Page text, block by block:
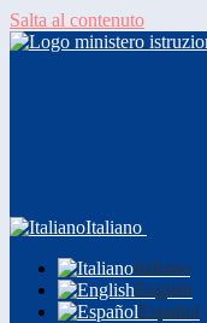
Salta al contenuto
Italiano
Italiano
English
Español